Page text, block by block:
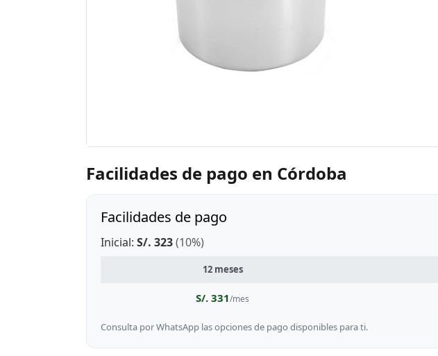
Facilidades de pago en Córdoba
Facilidades de pago
Inicial: S/. 323(10%)
12 meses
S/. 331/mes
Consulta por WhatsApp las opciones de pago disponibles para ti.